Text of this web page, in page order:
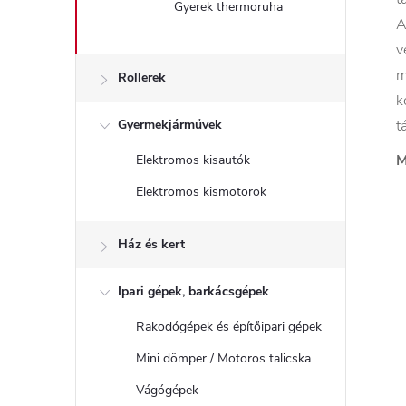
Gyerek thermoruha
Rollerek
Gyermekjárművek
Elektromos kisautók
Elektromos kismotorok
Ház és kert
Ipari gépek, barkácsgépek
Rakodógépek és építőipari gépek
Mini dömper / Motoros talicska
Vágógépek